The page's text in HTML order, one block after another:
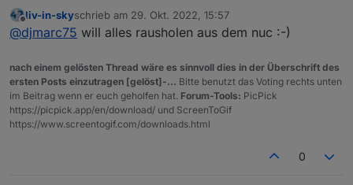
Offline
liv-in-skyschrieb am 29. Okt. 2022, 15:57
zuletzt editiert von
@djmarc75 will alles rausholen aus dem nuc :-)
nach einem gelösten Thread wäre es sinnvoll dies in der Überschrift des
ersten Posts einzutragen [gelöst]-... Bitte benutzt das Voting rechts unten
im Beitrag wenn er euch geholfen hat. Forum-Tools: PicPick
https://picpick.app/en/download/ und ScreenToGif
https://www.screentogif.com/downloads.html
0